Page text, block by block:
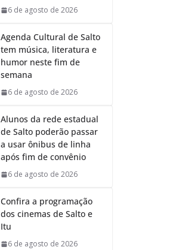
6 de agosto de 2026
Agenda Cultural de Salto
tem música, literatura e
humor neste fim de
semana
6 de agosto de 2026
Alunos da rede estadual
de Salto poderão passar
a usar ônibus de linha
após fim de convênio
6 de agosto de 2026
Confira a programação
dos cinemas de Salto e
Itu
6 de agosto de 2026